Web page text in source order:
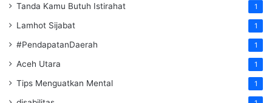
Tanda Kamu Butuh Istirahat 1
Lamhot Sijabat 1
#PendapatanDaerah 1
Aceh Utara 1
Tips Menguatkan Mental 1